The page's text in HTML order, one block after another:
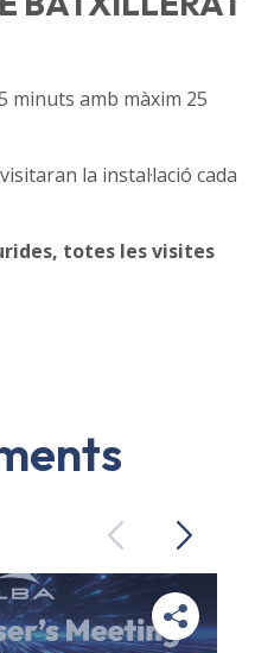
minuts amb màxim 25
la instal·lació cada
totes les visites
PreviousNext